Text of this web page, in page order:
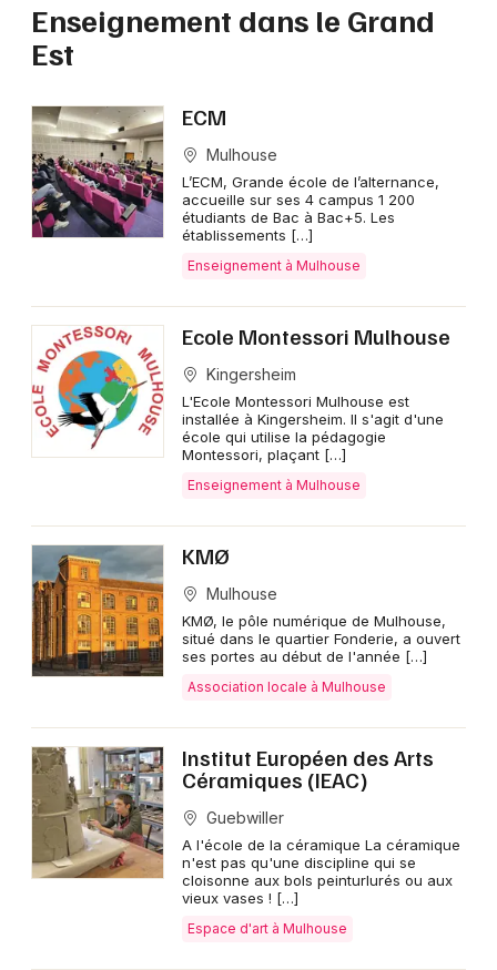
Enseignement dans le Grand
Est
ECM
Mulhouse
L’ECM, Grande école de l’alternance,
accueille sur ses 4 campus 1 200
étudiants de Bac à Bac+5. Les
établissements […]
Enseignement à Mulhouse
Ecole Montessori Mulhouse
Kingersheim
L'Ecole Montessori Mulhouse est
installée à Kingersheim. Il s'agit d'une
école qui utilise la pédagogie
Montessori, plaçant […]
Enseignement à Mulhouse
KMØ
Mulhouse
KMØ, le pôle numérique de Mulhouse,
situé dans le quartier Fonderie, a ouvert
ses portes au début de l'année […]
Association locale à Mulhouse
Institut Européen des Arts
Céramiques (IEAC)
Guebwiller
A l'école de la céramique La céramique
n'est pas qu'une discipline qui se
cloisonne aux bols peinturlurés ou aux
vieux vases ! […]
Espace d'art à Mulhouse